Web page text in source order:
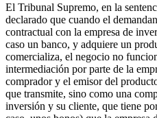
El Tribunal Supremo, en la
declarado que cuando el
contractual con la empresa de
caso un banco, y adquiere un
comercializa, el negocio no
intermediación por parte de la
comprador y el emisor del
que transmite, sino como una
inversión y su cliente, que tiene